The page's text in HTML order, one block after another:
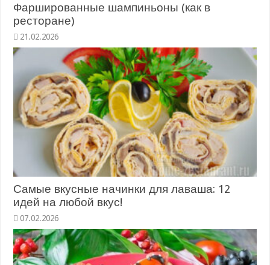
Фаршированные шампиньоны (как в
ресторане)
21.02.2026
Самые вкусные начинки для лаваша: 12
идей на любой вкус!
07.02.2026